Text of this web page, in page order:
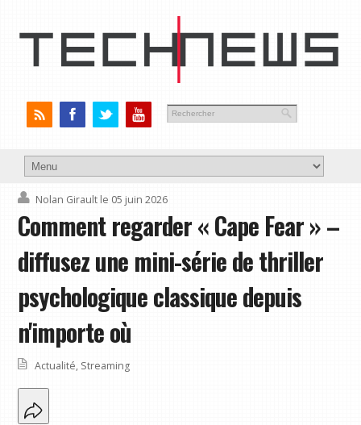
Nolan Girault le 05 juin 2026
Comment regarder « Cape Fear » –
diffusez une mini-série de thriller
psychologique classique depuis
n'importe où
Actualité, Streaming